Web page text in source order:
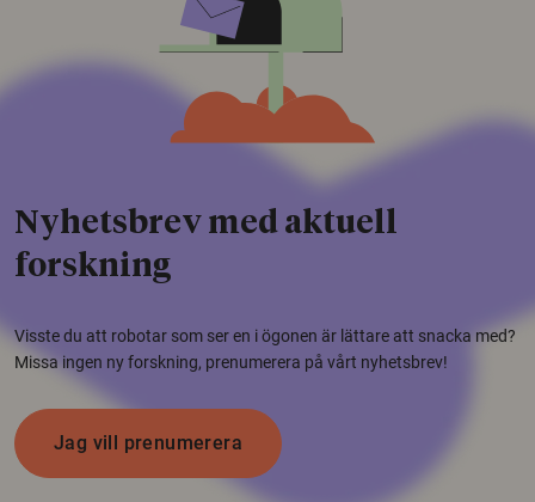
Nyhetsbrev med aktuell
forskning
Visste du att robotar som ser en i ögonen är lättare att snacka med?
Missa ingen ny forskning, prenumerera på vårt nyhetsbrev!
Jag vill prenumerera